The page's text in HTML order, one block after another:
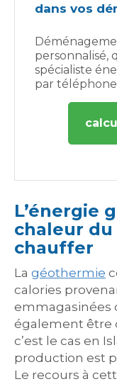
dans vos
personnalisé,
spécialiste
par téléphone
L’énergie
chaleur
chauffer
La géothermie
calories
emmagasinées
également être
c’est le cas en
production est
Le recours à